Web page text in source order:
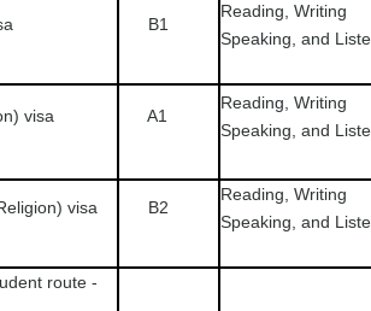
B1
Reading, Writing
Speaking, and
visa A1
Reading, Writing
Speaking, and
visa B2
Reading, Writing
Speaking, and
route -